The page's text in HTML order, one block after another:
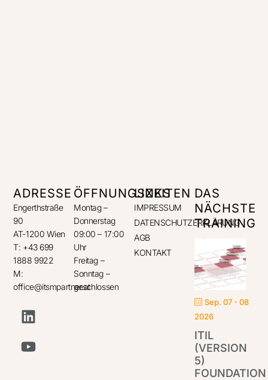
ADRESSE
Engerthstraße
90
AT-1200 Wien
T: +43 699
1888 9922
M:
office@itsmpartner.at
ÖFFNUNGSZEITEN
Montag –
Donnerstag
09:00 – 17:00
Uhr
Freitag –
Sonntag –
geschlossen
LINKS
IMPRESSUM
DATENSCHUTZERKLÄRUNG
AGB
KONTAKT
DAS
NÄCHSTE
TRAINING
Sep. 07 - 08
2026
ITIL
(VERSION
5)
FOUNDATION